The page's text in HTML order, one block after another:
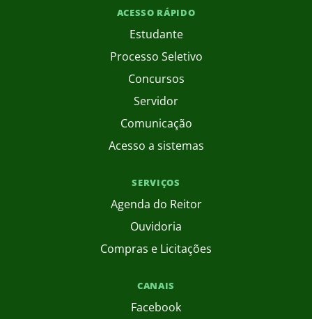
ACESSO RÁPIDO
Estudante
Processo Seletivo
Concursos
Servidor
Comunicação
Acesso a sistemas
SERVIÇOS
Agenda do Reitor
Ouvidoria
Compras e Licitações
CANAIS
Facebook